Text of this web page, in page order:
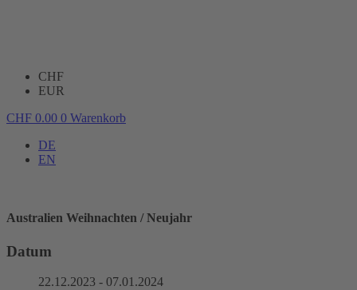
CHF
EUR
CHF 0.00 0 Warenkorb
DE
EN
Australien Weihnachten / Neujahr
Datum
22.12.2023 - 07.01.2024